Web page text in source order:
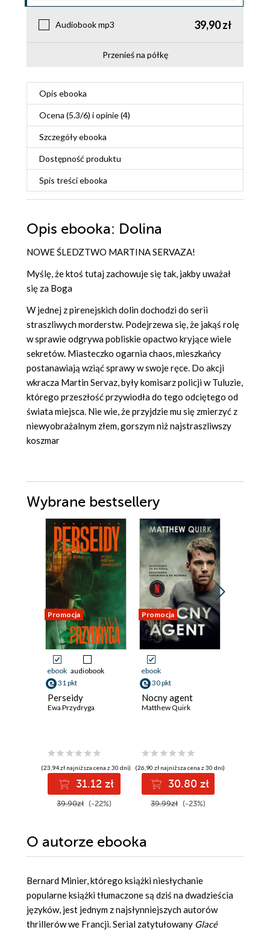
Audiobook mp3 39,90 zł
Przenieś na półkę
Opis ebooka
Ocena (5.3/6) i opinie (4)
Szczegółyebooka
Dostępność produktu
Spis treściebooka
Opis ebooka: Dolina
NOWE ŚLEDZTWO MARTINA SERVAZA!
Myślę, że ktoś tutaj zachowuje się tak, jakby uważał
się za Boga
W jednej z pirenejskich dolin dochodzi do serii
straszliwych morderstw. Podejrzewa się, że jakąś rolę
w sprawie odgrywa pobliskie opactwo kryjące wiele
sekretów. Miasteczko ogarnia chaos, mieszkańcy
postanawiają wziąć sprawy w swoje ręce. Do akcji
wkracza Martin Servaz, były komisarz policji w Tuluzie,
którego przeszłość przywiodła do tego odciętego od
świata miejsca. Nie wie, że przyjdzie mu się zmierzyć z
niewyobrażalnym złem, gorszym niż najstraszliwszy
koszmar
Wybrane bestsellery
Promocja
ebook audiobook
31 pkt
Perseidy
Ewa Przydryga
(23,94 zł najniższa cena z 30 dni)
31.12 zł
39.90zł (-22%)
Promocja
ebook
30 pkt
Nocny agent
Matthew Quirk
(26,90 zł najniższa cena z 30 dni)
30.80 zł
39.99zł (-23%)
O autorze ebooka
Bernard Minier, którego książki niesłychanie
popularne książki tłumaczone są dziś na dwadzieścia
języków, jest jednym z najsłynniejszych autorów
thrillerów we Francji. Serial zatytułowany Glacé